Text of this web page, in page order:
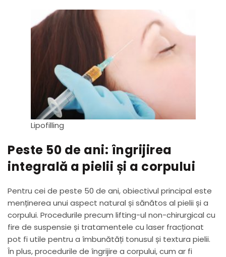
Lipofilling
Peste 50 de ani: îngrijirea
integrală a pielii și a corpului
Pentru cei de peste 50 de ani, obiectivul principal este
menținerea unui aspect natural și sănătos al pielii și a
corpului. Procedurile precum lifting-ul non-chirurgical cu
fire de suspensie și tratamentele cu laser fracționat
pot fi utile pentru a îmbunătăți tonusul și textura pielii.
În plus, procedurile de îngrijire a corpului, cum ar fi